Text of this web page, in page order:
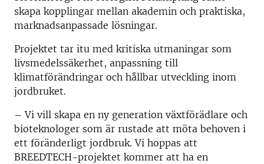
skapa kopplingar mellan akademin och praktiska,
marknadsanpassade lösningar.
Projektet tar itu med kritiska utmaningar som
livsmedelssäkerhet, anpassning till
klimatförändringar och hållbar utveckling inom
jordbruket.
– Vi vill skapa en ny generation växtförädlare och
bioteknologer som är rustade att möta behoven i
ett föränderligt jordbruk. Vi hoppas att
BREEDTECH-projektet kommer att ha en